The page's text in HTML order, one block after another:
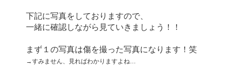
下記に写真をしておりますので、
一緒に確認しながら見ていきましょう！！
まず１の写真は傷を撮った写真になります！笑
→すみません、見ればわかりますよね…